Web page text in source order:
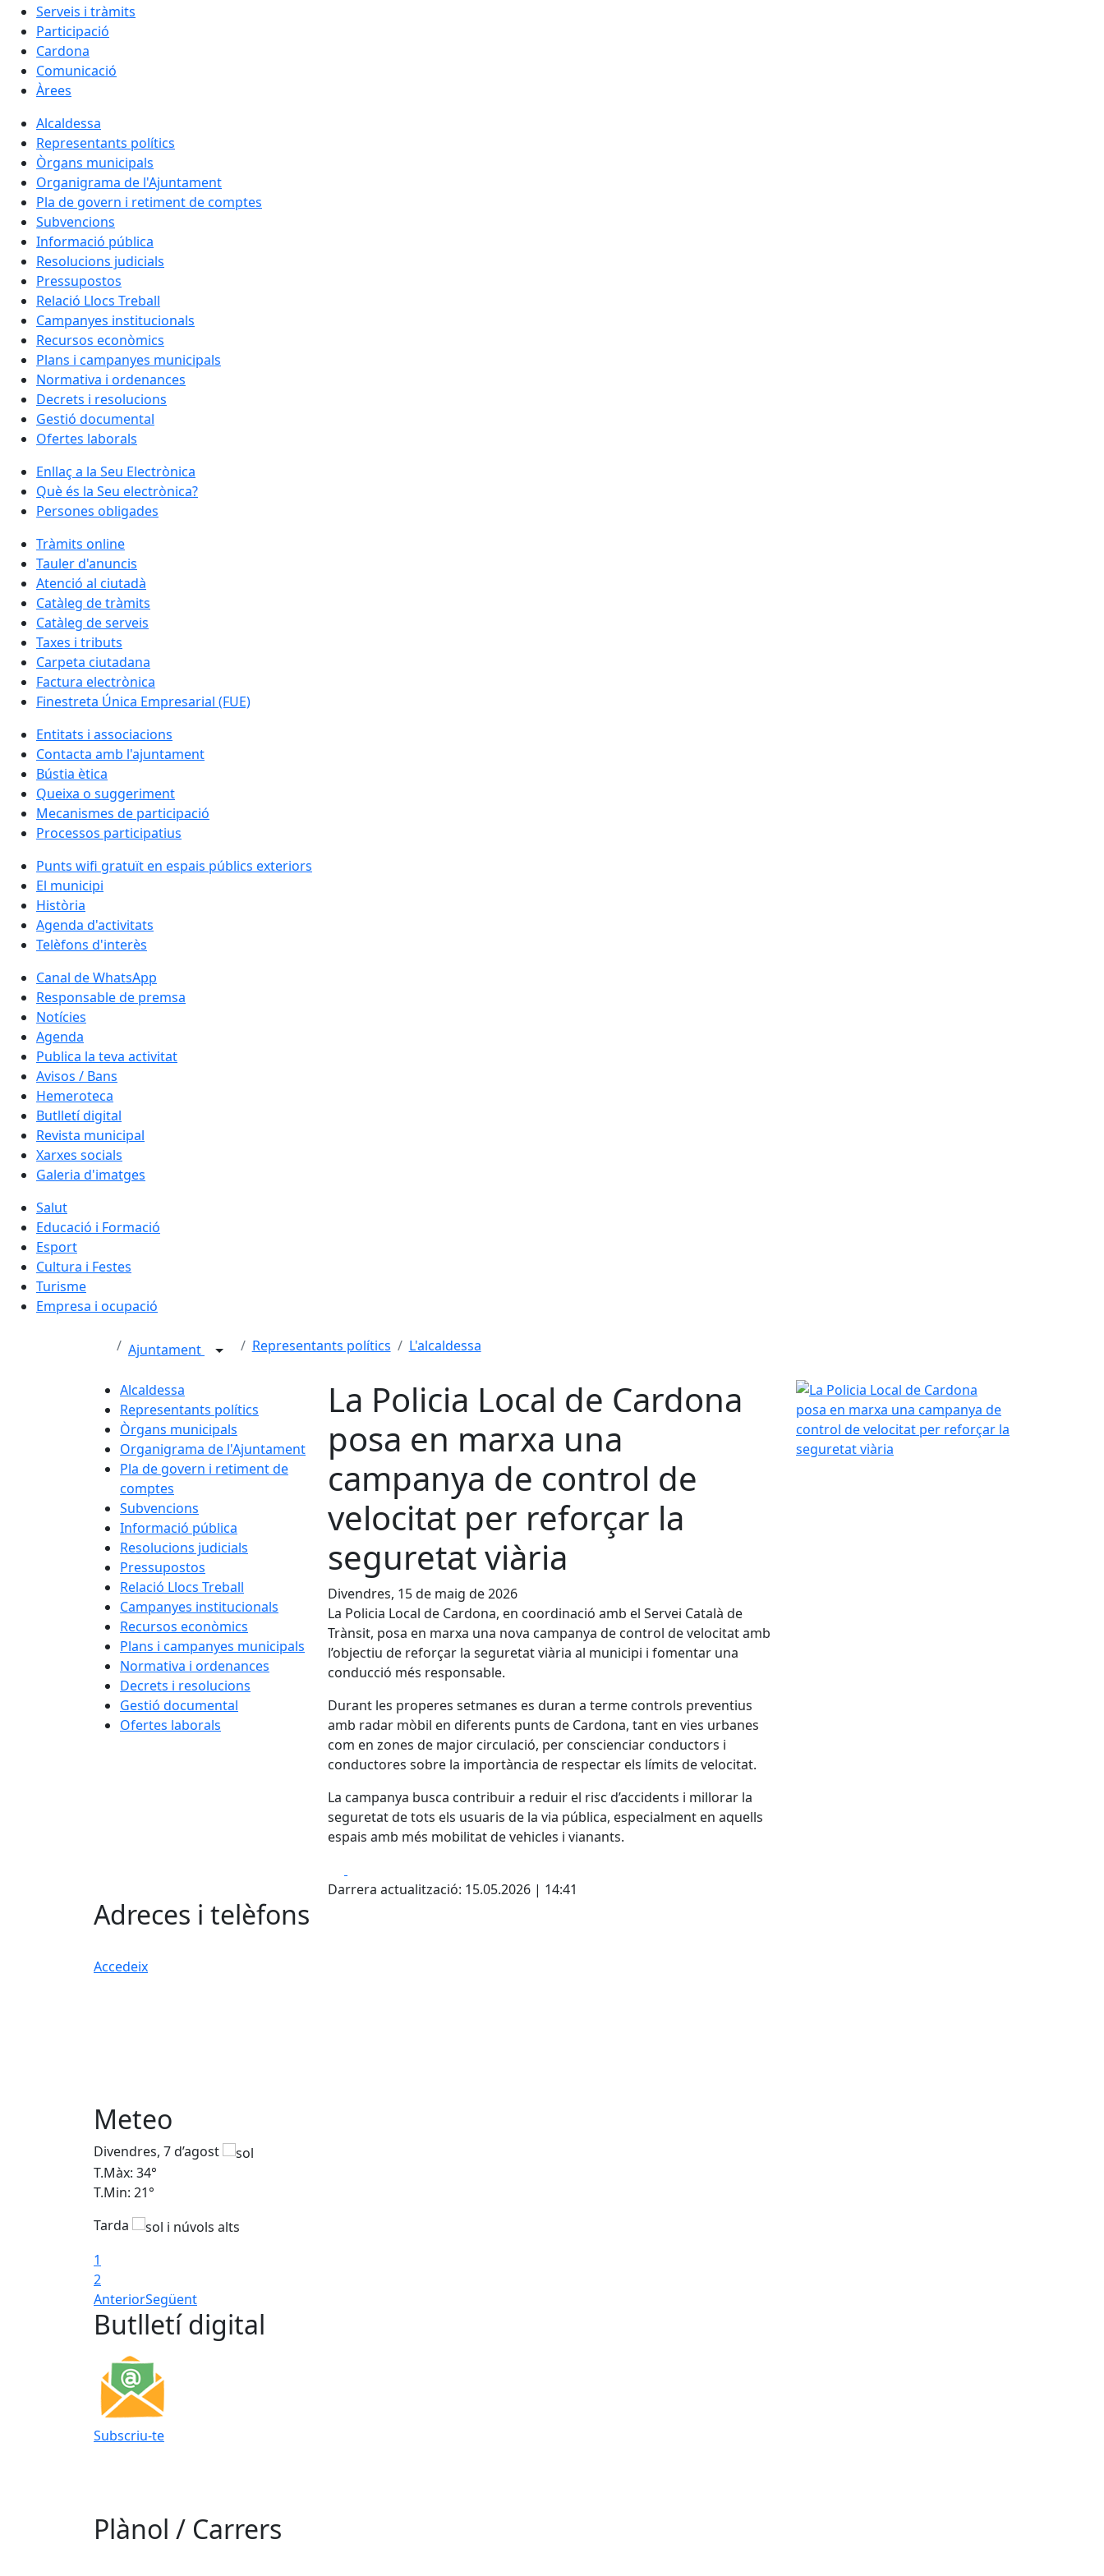
Serveis i tràmits
Participació
Cardona
Comunicació
Àrees
Alcaldessa
Representants polítics
Òrgans municipals
Organigrama de l'Ajuntament
Pla de govern i retiment de comptes
Subvencions
Informació pública
Resolucions judicials
Pressupostos
Relació Llocs Treball
Campanyes institucionals
Recursos econòmics
Plans i campanyes municipals
Normativa i ordenances
Decrets i resolucions
Gestió documental
Ofertes laborals
Enllaç a la Seu Electrònica
Què és la Seu electrònica?
Persones obligades
Tràmits online
Tauler d'anuncis
Atenció al ciutadà
Catàleg de tràmits
Catàleg de serveis
Taxes i tributs
Carpeta ciutadana
Factura electrònica
Finestreta Única Empresarial (FUE)
Entitats i associacions
Contacta amb l'ajuntament
Bústia ètica
Queixa o suggeriment
Mecanismes de participació
Processos participatius
Punts wifi gratuït en espais públics exteriors
El municipi
Història
Agenda d'activitats
Telèfons d'interès
Canal de WhatsApp
Responsable de premsa
Notícies
Agenda
Publica la teva activitat
Avisos / Bans
Hemeroteca
Butlletí digital
Revista municipal
Xarxes socials
Galeria d'imatges
Salut
Educació i Formació
Esport
Cultura i Festes
Turisme
Empresa i ocupació
Ajuntament Representants polítics L'alcaldessa
Alcaldessa
Representants polítics
Òrgans municipals
Organigrama de l'Ajuntament
Pla de govern i retiment de
comptes
Subvencions
Informació pública
Resolucions judicials
Pressupostos
Relació Llocs Treball
Campanyes institucionals
Recursos econòmics
Plans i campanyes municipals
Normativa i ordenances
Decrets i resolucions
Gestió documental
Ofertes laborals
La Policia Local de Cardona
posa en marxa una
campanya de control de
velocitat per reforçar la
seguretat viària
Divendres, 15 de maig de 2026
La Policia Local de Cardona, en coordinació amb el Servei Català de
Trànsit, posa en marxa una nova campanya de control de velocitat amb
l’objectiu de reforçar la seguretat viària al municipi i fomentar una
conducció més responsable.
Durant les properes setmanes es duran a terme controls preventius
amb radar mòbil en diferents punts de Cardona, tant en vies urbanes
com en zones de major circulació, per conscienciar conductors i
conductores sobre la importància de respectar els límits de velocitat.
La campanya busca contribuir a reduir el risc d’accidents i millorar la
seguretat de tots els usuaris de la via pública, especialment en aquells
espais amb més mobilitat de vehicles i vianants.
Darrera actualització: 15.05.2026 | 14:41
La Policia Local de Cardona posa en marxa una
Adreces i telèfons
Accedeix
Meteo
Divendres, 7 d’agost
T.Màx: 34°
T.Min: 21°
Tarda
1
2
AnteriorSegüent
Butlletí digital
Subscriu-te
Plànol / Carrers